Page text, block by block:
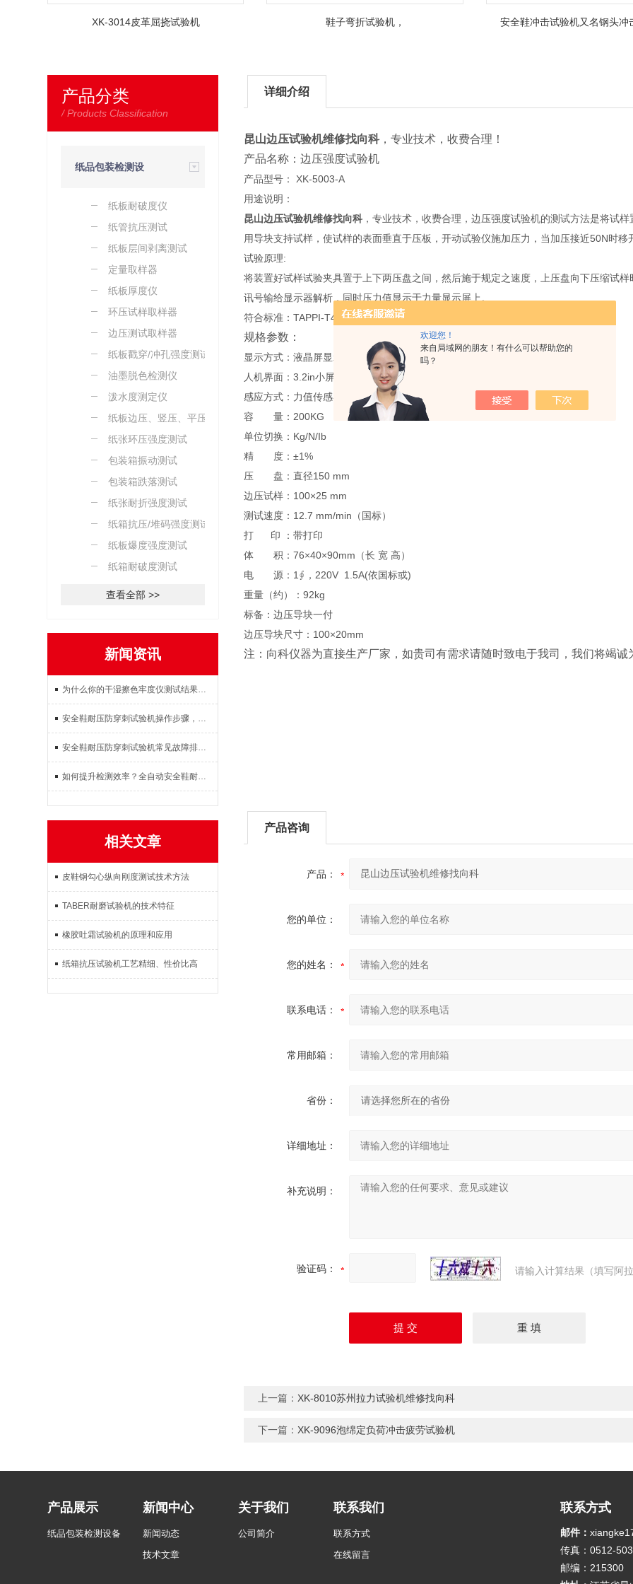
欢迎您！
来自局域网的朋友！有什么可以帮助您的
吗？
XK-3014皮革屈挠试验机 鞋子弯折试验机， 安全鞋冲击试验机又名钢头冲
产品分类
/ Products Classification
纸品包装检测设
纸板耐破度仪
纸管抗压测试
纸板层间剥离测试
定量取样器
纸板厚度仪
环压试样取样器
边压测试取样器
纸板戳穿/冲孔强度测试
油墨脱色检测仪
泼水度测定仪
纸板边压、竖压、平压测
试
纸张环压强度测试
包装箱振动测试
包装箱跌落测试
纸张耐折强度测试
纸箱抗压/堆码强度测试
纸板爆度强度测试
纸箱耐破度测试
查看全部 >>
新闻资讯
为什么你的干湿擦色牢度仪测试结果不准？这3个操作误区要避开
安全鞋耐压防穿刺试验机操作步骤，试样放置参数设置试验检测完整教程
安全鞋耐压防穿刺试验机常见故障排查：压力不稳、数据不准解决方案
如何提升检测效率？全自动安全鞋耐压防穿刺试验机使用体验与效果
相关文章
皮鞋钢勾心纵向刚度测试技术方法
TABER耐磨试验机的技术特征
橡胶吐霜试验机的原理和应用
纸箱抗压试验机工艺精细、性价比高
详细介绍
昆山边压试验机维修找向科，专业技术，收费合理！
产品名称：边压强度试验机
产品型号： XK-5003-A
用途说明：
昆山边压试验机维修找向科 ，专业技术，收费合理，边压强度试验机的测试方法是将试
用导块支持试样，使试样的表面垂直于压板，开动试验仪施加压力，当加压接近50N时
试验原理:
将装置好试样试验夹具置于上下两压盘之间，然后施于规定之速度，上压盘向下压缩试
讯号输给显示器解析，同时压力值显示于力量显示屏上。
符合标准：TAPPI-T409，JIS-P8113，GB/T6546、GB/T 2679.8、GB/T 2679.6
规格参数：
显示方式：液晶屏显示
人机界面：3.2in小屏液晶显示
感应方式：力值传感器
容 量：200KG
单位切换：Kg/N/Ib
精 度：±1%
压 盘：直径150 mm
边压试样：100×25 mm
测试速度：12.7 mm/min（国标）
打 印 ：带打印
体 积：76×40×90mm（长 宽 高）
电 源：1∮，220V 1.5A(依国标或)
重量（约）：92kg
标备：边压导块一付
边压导块尺寸：100×20mm
注：向科仪器为直接生产厂家，如贵司有需求请随时致电于我司，我们将竭诚
产品咨询
产品：
您的单位：
您的姓名：
联系电话：
常用邮箱：
省份：
详细地址：
补充说明：
验证码： 请输入计算结果（填写阿
上一篇： XK-8010苏州拉力试验机维修找向科
下一篇： XK-9096泡绵定负荷冲击疲劳试验机
产品展示
纸品包装检测设备
新闻中心
新闻动态
技术文章
关于我们
公司简介
联系我们
联系方式
在线留言
联系方式
邮件：
传真：0512-
邮编：215300